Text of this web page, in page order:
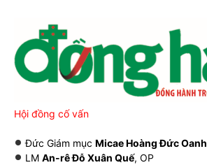
Hội đồng cố vấn
Đức Giám mục Micae Hoàng Đức Oanh
LM An-rê Đỗ Xuân Quế, OP